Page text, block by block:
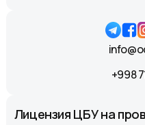
+998
Лицензия ЦБУ на